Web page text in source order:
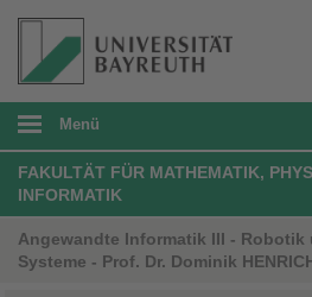
Menü
FAKULTÄT FÜR MATHEMATIK,
INFORMATIK
Angewandte Informatik III - Robotik
Systeme - Prof. Dr. Dominik